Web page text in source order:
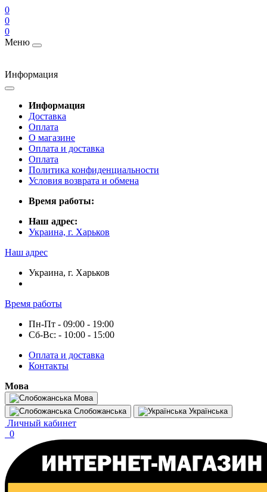
0
0
0
Меню
Информация
Информация
Доставка
Оплата
О магазине
Оплата и доставка
Оплата
Политика конфиденциальности
Условия возврата и обмена
Время работы:
Наш адрес:
Украина, г. Харьков
Наш адрес
Украина, г. Харьков
Время работы
Пн-Пт - 09:00 - 19:00
Сб-Вс: - 10:00 - 15:00
Оплата и доставка
Контакты
Мова
Мова
Слобожанська
Українська
Личный кабинет
0